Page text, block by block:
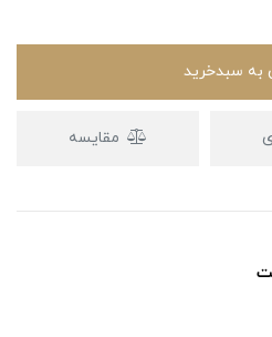
به سبدخرید
مقایسه